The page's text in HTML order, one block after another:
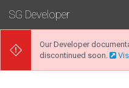
SG Developer
Our Developer
discontinued soon.